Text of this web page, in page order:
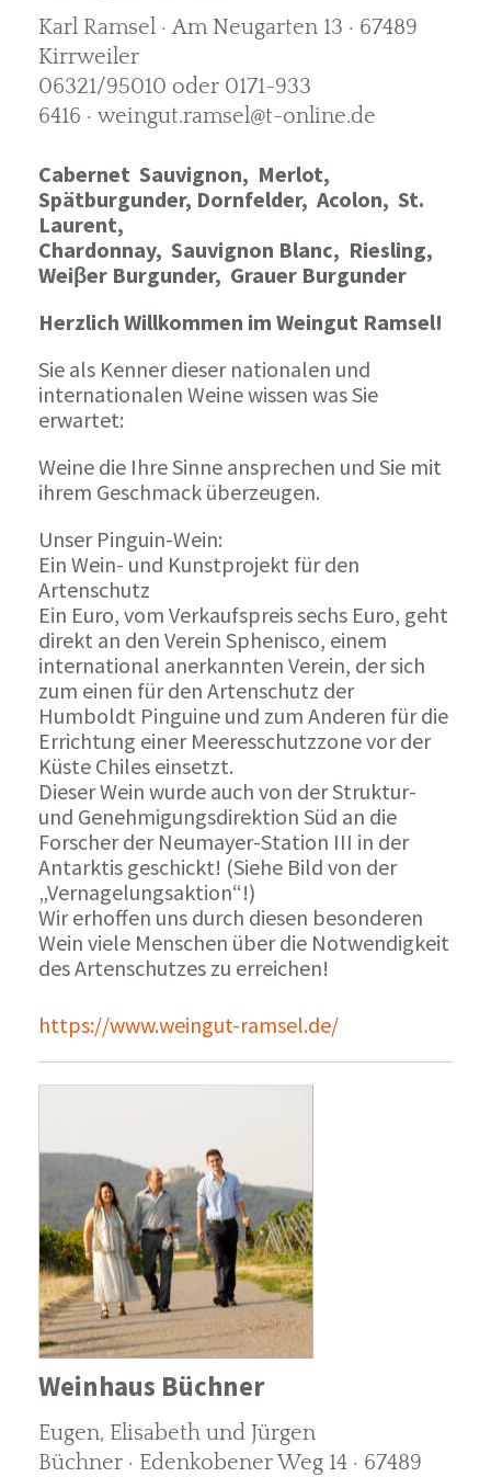
Karl Ramsel · Am Neugarten 13 · 67489
Kirrweiler
06321/95010 oder 0171-933
6416 · weingut.ramsel@t-online.de
Cabernet Sauvignon, Merlot,
Spätburgunder, Dornfelder, Acolon, St.
Laurent,
Chardonnay, Sauvignon Blanc, Riesling,
Weiβer Burgunder, Grauer Burgunder
Herzlich Willkommen im Weingut Ramsel!
Sie als Kenner dieser nationalen und
internationalen Weine wissen was Sie
erwartet:
Weine die Ihre Sinne ansprechen und Sie mit
ihrem Geschmack überzeugen.
Unser Pinguin-Wein:
Ein Wein- und Kunstprojekt für den
Artenschutz
Ein Euro, vom Verkaufspreis sechs Euro, geht
direkt an den Verein Sphenisco, einem
international anerkannten Verein, der sich
zum einen für den Artenschutz der
Humboldt Pinguine und zum Anderen für die
Errichtung einer Meeresschutzzone vor der
Küste Chiles einsetzt.
Dieser Wein wurde auch von der Struktur-
und Genehmigungsdirektion Süd an die
Forscher der Neumayer-Station III in der
Antarktis geschickt! (Siehe Bild von der
„Vernagelungsaktion“!)
Wir erhoffen uns durch diesen besonderen
Wein viele Menschen über die Notwendigkeit
des Artenschutzes zu erreichen!
https://www.weingut-ramsel.de/
Weinhaus Büchner
Eugen, Elisabeth und Jürgen
Büchner · Edenkobener Weg 14 · 67489